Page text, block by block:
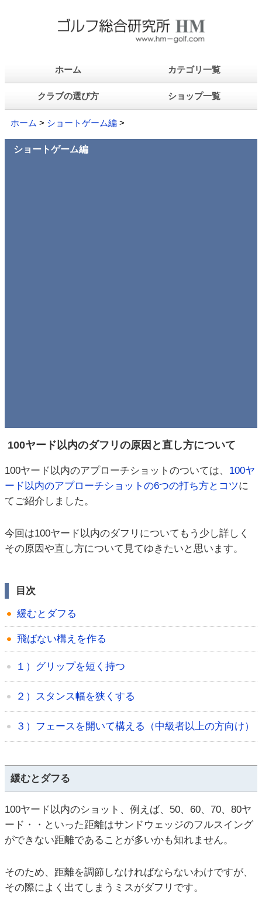
ホーム カテゴリ一覧
クラブの選び方 ショップ一覧
ホーム > ショートゲーム編 >
ショートゲーム編
100ヤード以内のダフリの原因と直し方について
100ヤード以内のアプローチショットのついては、 100ヤ
ード以内のアプローチショットの6つの打ち方とコツに
てご紹介しました。
今回は100ヤード以内のダフリについてもう少し詳しく
その原因や直し方について見てゆきたいと思います。
目次
緩むとダフる
飛ばない構えを作る
１）グリップを短く持つ
２）スタンス幅を狭くする
３）フェースを開いて構える（中級者以上の方向け）
緩むとダフる
100ヤード以内のショット、例えば、50、60、70、80ヤ
ード・・といった距離はサンドウェッジのフルスイング
ができない距離であることが多いかも知れません。
そのため、距離を調節しなければならないわけですが、
その際によく出てしまうミスがダフリです。